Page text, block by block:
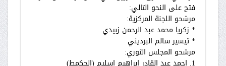
فتح على النحو التالي:
مرشحو اللجنة المركزية:
* زكريا محمد عبد الرحمن زبيدي
* تيسير سالم البرديني
مرشحو المجلس الثوري:
1. احمد عبد القادر ابراهيم اسليم (الجكمط)